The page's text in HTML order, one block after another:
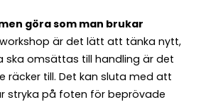
göra som man brukar
är det lätt att tänka nytt,
ska omsättas till handling är det
räcker till. Det kan sluta med att
stryka på foten för beprövade